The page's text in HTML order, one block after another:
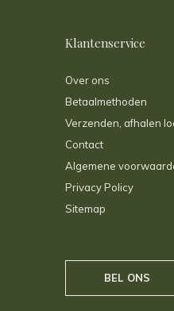
Klantenservice
Over ons
Betaalmethoden
Verzenden, afhalen
Contact
Algemene
Privacy Policy
Sitemap
BEL ONS